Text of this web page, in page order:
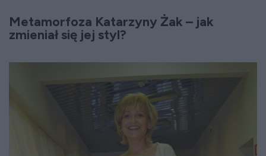
Metamorfoza Katarzyny Żak – jak
zmieniał się jej styl?